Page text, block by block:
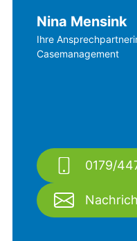
Nina Mensink
Ihre
Casemanagement
0179/